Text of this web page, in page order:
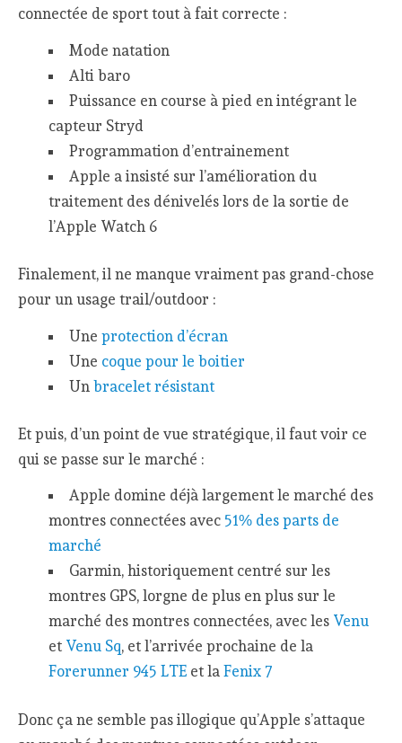
connectée de sport tout à fait correcte :
Mode natation
Alti baro
Puissance en course à pied en intégrant le
capteur Stryd
Programmation d’entrainement
Apple a insisté sur l’amélioration du
traitement des dénivelés lors de la sortie de
l’Apple Watch 6
Finalement, il ne manque vraiment pas grand-chose
pour un usage trail/outdoor :
Une protection d’écran
Une coque pour le boitier
Un bracelet résistant
Et puis, d’un point de vue stratégique, il faut voir ce
qui se passe sur le marché :
Apple domine déjà largement le marché des
montres connectées avec 51% des parts de
marché
Garmin, historiquement centré sur les
montres GPS, lorgne de plus en plus sur le
marché des montres connectées, avec les Venu
et Venu Sq, et l’arrivée prochaine de la
Forerunner 945 LTEet la Fenix 7
Donc ça ne semble pas illogique qu’Apple s’attaque